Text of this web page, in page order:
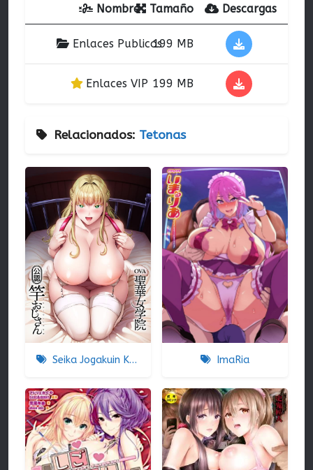
Nombre Tamaño Descargas
Enlaces Publicos199 MB
Enlaces VIP 199 MB
Relacionados: Tetonas
Seika Jogakuin Koutoubu Kounin Sao Oji-san ImaRia